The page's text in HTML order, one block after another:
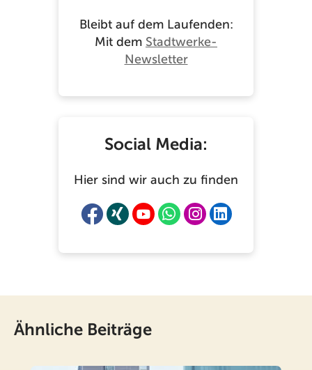
Bleibt auf dem Laufenden:
Mit dem Stadtwerke-
Newsletter
Social Media:
Hier sind wir auch zu finden
Ähnliche Beiträge